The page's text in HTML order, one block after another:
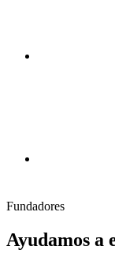
Fundadores
Ayudamos a